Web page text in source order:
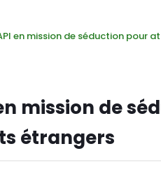
en mission de séduction pour
mission de
étrangers